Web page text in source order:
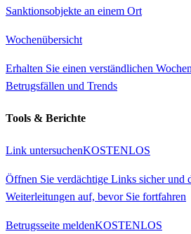
Sanktionsobjekte an einem Ort
Wochenübersicht
Erhalten Sie einen verständlichen
Betrugsfällen und Trends
Tools & Berichte
Link untersuchenKOSTENLOS
Öffnen Sie verdächtige Links sicher und
Weiterleitungen auf, bevor Sie fortfahren
Betrugsseite meldenKOSTENLOS